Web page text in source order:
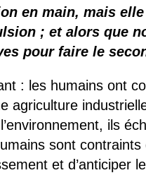
des OGM ?
en main, mais
; et alors que
pour faire le
: les humains ont
agriculture
ils
sont
et d’anticiper